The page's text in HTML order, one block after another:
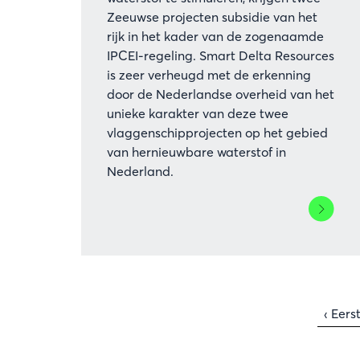
Zeeuwse projecten subsidie ​​van het
rijk in het kader van de zogenaamde
IPCEI-regeling. Smart Delta Resources
is zeer verheugd met de erkenning
door de Nederlandse overheid van het
unieke karakter van deze twee
vlaggenschipprojecten op het gebied
van hernieuwbare waterstof in
Nederland.
Lees
meer
projecten
Eerste
‹